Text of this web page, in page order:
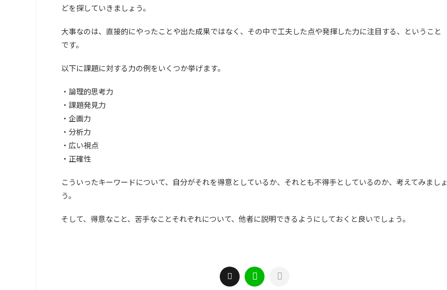
どを探していきましょう。
大事なのは、直接的にやったことや出た成果ではなく、その中で工夫した点や発揮した力に注目する、ということ
です。
以下に課題に対する力の例をいくつか挙げます。
・論理的思考力
・課題発見力
・企画力
・分析力
・広い視点
・正確性
こういったキーワードについて、自分がそれを得意としているか、それとも不得手としているのか、考えてみましょ
う。
そして、得意なこと、苦手なことそれぞれについて、他者に説明できるようにしておくと良いでしょう。